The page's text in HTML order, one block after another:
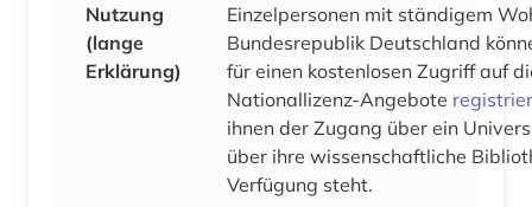
Nutzung
(lange
Erklärung)
Einzelpersonen mit ständigem
Bundesrepublik Deutschland
für einen kostenlosen Zugriff auf
Nationallizenz-Angebote
ihnen der Zugang über ein
über ihre wissenschaftliche
Verfügung steht.